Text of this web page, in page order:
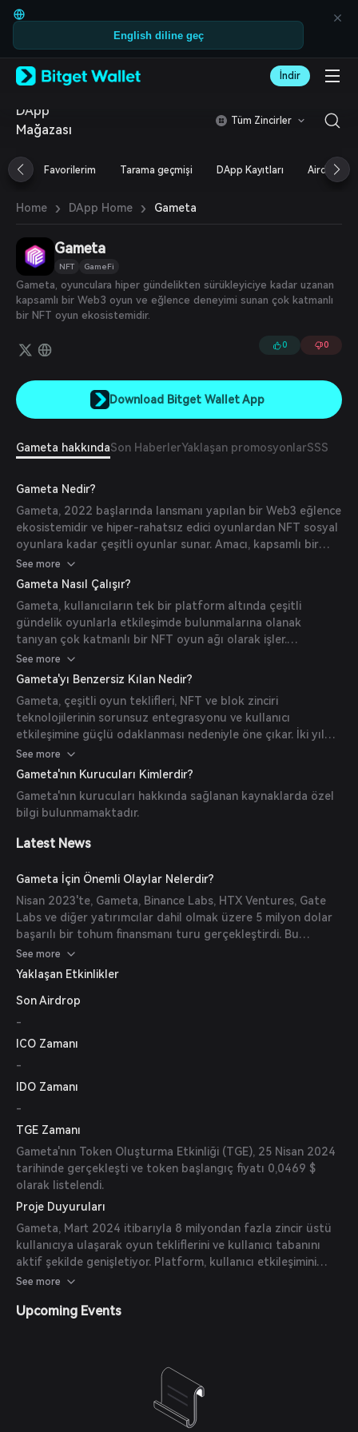
English
日本語
Русский
Español (Latinoamérica)
Italiano
Français
Deutsch
简体中文
繁體中文
Bahasa Indonesia
ภาษาไทย
العربية
Español
Português (Brasil)
English diline geç
İndir
DApp
Mağazası
Tüm Zincirler
Favorilerim Tarama geçmişi DApp Kayıtları Airdrop
Home › DApp Home › Gameta
Gameta
NFT GameFi
Gameta, oyunculara hiper gündelikten sürükleyiciye kadar uzanan
kapsamlı bir Web3 oyun ve eğlence deneyimi sunan çok katmanlı
bir NFT oyun ekosistemidir.
0 0
Download Bitget Wallet App
Gameta hakkındaSon HaberlerYaklaşan promosyonlarSSS
Gameta Nedir?
Gameta, 2022 başlarında lansmanı yapılan bir Web3 eğlence
ekosistemidir ve hiper-rahatsız edici oyunlardan NFT sosyal
oyunlara kadar çeşitli oyunlar sunar. Amacı, kapsamlı bir
oyun ve eğlence deneyimi sağlayarak ana akım kullanıcıları
Web3 alanına dahil etmektir. Mart 2024 itibarıyla Gameta'nın
8 milyondan fazla zincir üstü kullanıcısı vardır ve BNB Chain
ile Solana gibi halka açık zincir ekosistemlerinde en aktif
oyun dApp'lerinden biridir.
See more
Gameta Nasıl Çalışır?
Gameta, kullanıcıların tek bir platform altında çeşitli
gündelik oyunlarla etkileşimde bulunmalarına olanak
tanıyan çok katmanlı bir NFT oyun ağı olarak işler.
Oynayarak kazan modelleri sunmak için blok zinciri
teknolojisini entegre eder ve kullanıcıların oyunculuk
yoluyla ödüller kazanmasını sağlar. Platform, hem hiper-
rahatsız edici hem de kapsamlı oyunları destekleyerek geniş
bir kitleye hitap eder.
See more
Gameta'yı Benzersiz Kılan Nedir?
Gameta, çeşitli oyun teklifleri, NFT ve blok zinciri
teknolojilerinin sorunsuz entegrasyonu ve kullanıcı
etkileşimine güçlü odaklanması nedeniyle öne çıkar. İki yıl
içinde 8 milyondan fazla zincir üstü kullanıcıya ulaşan hızlı
büyümesi, ana akım kullanıcıları Web3 oyunlarına çekme
See more
Gameta'nın Kurucuları Kimlerdir?
Gameta'nın kurucuları hakkında sağlanan kaynaklarda özel
bilgi bulunmamaktadır.
Latest News
Gameta İçin Önemli Olaylar Nelerdir?
Nisan 2023'te, Gameta, Binance Labs, HTX Ventures, Gate
Labs ve diğer yatırımcılar dahil olmak üzere 5 milyon dolar
başarılı bir tohum finansmanı turu gerçekleştirdi. Bu
fonlama, Gameta ekosisteminin geliştirilmesi ve
genişletilmesini desteklemeyi amaçladı.
See more
Yaklaşan Etkinlikler
Son Airdrop
-
ICO Zamanı
-
IDO Zamanı
-
TGE Zamanı
Gameta'nın Token Oluşturma Etkinliği (TGE), 25 Nisan 2024
tarihinde gerçekleşti ve token başlangıç fiyatı 0,0469 $
olarak listelendi.
Proje Duyuruları
Gameta, Mart 2024 itibarıyla 8 milyondan fazla zincir üstü
kullanıcıya ulaşarak oyun tekliflerini ve kullanıcı tabanını
aktif şekilde genişletiyor. Platform, kullanıcı etkileşimini
artırmak için yeni NFT ve ödül mekanizmaları tanıtarak
See more
Upcoming Events